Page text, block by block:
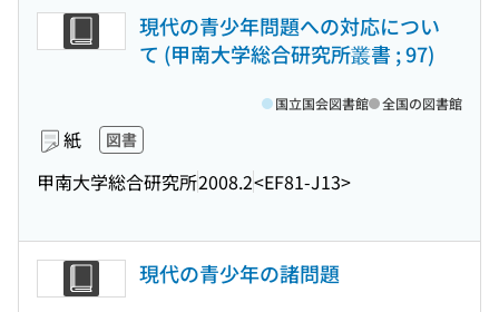
現代の青少年問題への対応につい
て (甲南大学総合研究所叢書 ; 97)
紙 図書
甲南大学総合研究所2008.2<EF81-J13>
国立国会図書館 全国の図書館
現代の青少年の諸問題